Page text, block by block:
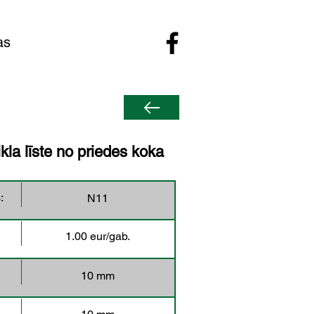
līste no priedes koka
N11
1.00 eur/gab.
10 mm